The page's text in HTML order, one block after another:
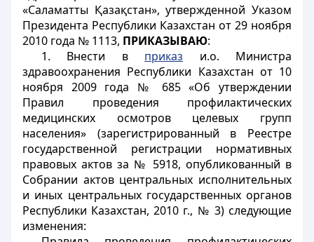
«Саламатты Қазақстан», утвержденной Указом
Президента Республики Казахстан от 29 ноября
2010 года № 1113, ПРИКАЗЫВАЮ:
1. Внести в приказ и.о. Министра
здравоохранения Республики Казахстан от 10
ноября 2009 года № 685 «Об утверждении
Правил проведения профилактических
медицинских осмотров целевых групп
населения» (зарегистрированный в Реестре
государственной регистрации нормативных
правовых актов за № 5918, опубликованный в
Собрании актов центральных исполнительных
и иных центральных государственных органов
Республики Казахстан, 2010 г., № 3) следующие
изменения: